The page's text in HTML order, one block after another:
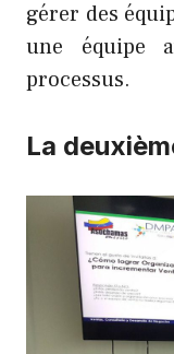
gérer des
une équipe
processus.
La